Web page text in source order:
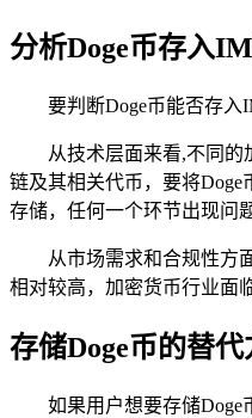
分析Doge币存入
要判断Doge币能否存入
从技术层面来看,不同
链及其相关代币，要将
存储，任何一个环节出现问
从市场需求和合规性方
相对较高，加密货币行业面
存储Doge币的替代
如果用户想要存储